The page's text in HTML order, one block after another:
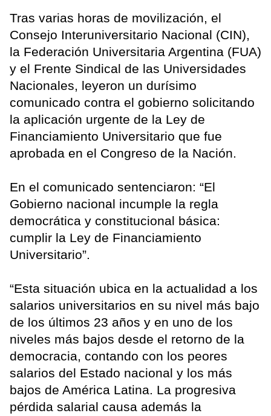
Tras varias horas de movilización, el
Consejo Interuniversitario Nacional (CIN),
la Federación Universitaria Argentina (FUA)
y el Frente Sindical de las Universidades
Nacionales, leyeron un durísimo
comunicado contra el gobierno solicitando
la aplicación urgente de la Ley de
Financiamiento Universitario que fue
aprobada en el Congreso de la Nación.
En el comunicado sentenciaron: “El
Gobierno nacional incumple la regla
democrática y constitucional básica:
cumplir la Ley de Financiamiento
Universitario”.
“Esta situación ubica en la actualidad a los
salarios universitarios en su nivel más bajo
de los últimos 23 años y en uno de los
niveles más bajos desde el retorno de la
democracia, contando con los peores
salarios del Estado nacional y los más
bajos de América Latina. La progresiva
pérdida salarial causa además la